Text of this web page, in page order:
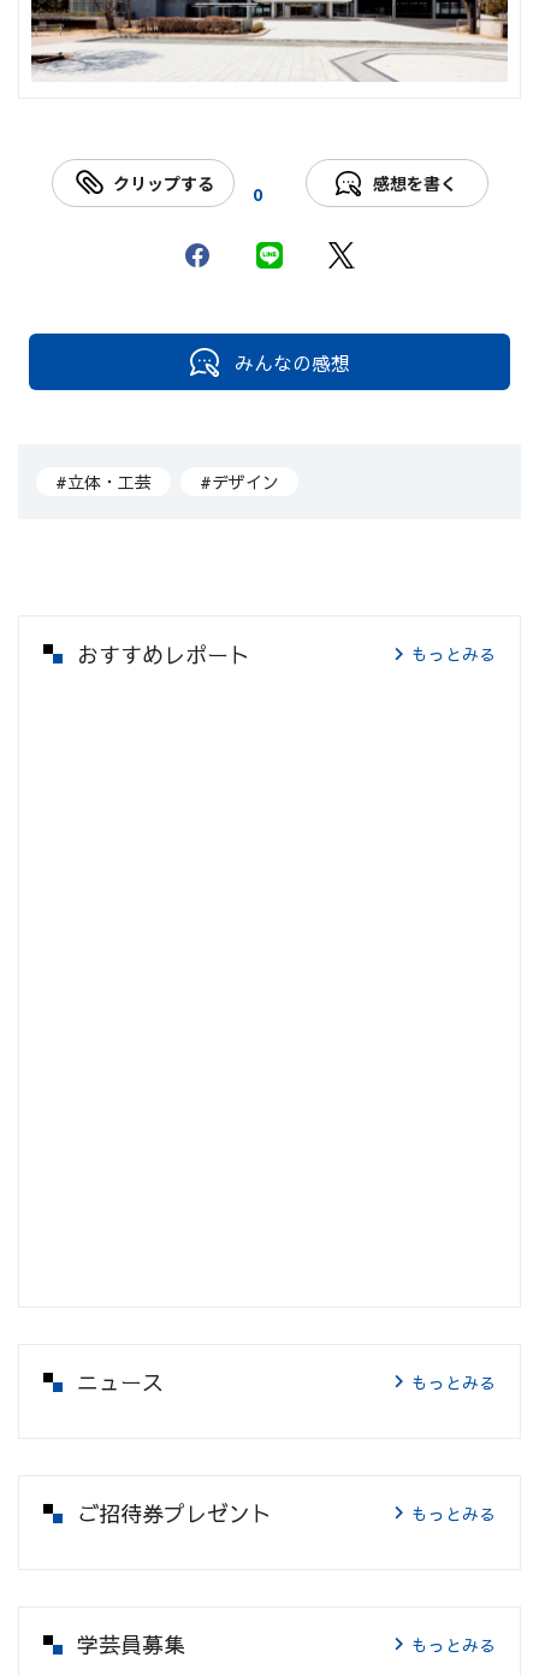
クリップする 0 感想を書く
みんなの感想
#立体・工芸 #デザイン
おすすめレポート もっとみる
ニュース もっとみる
ご招待券プレゼント もっとみる
学芸員募集 もっとみる